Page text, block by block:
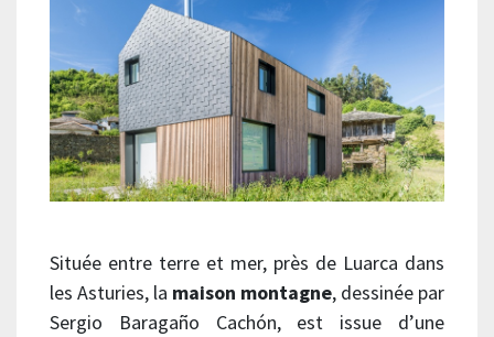
Située entre terre et mer, près de Luarca dans
les Asturies, la maison montagne, dessinée par
Sergio Baragaño Cachón, est issue d’une